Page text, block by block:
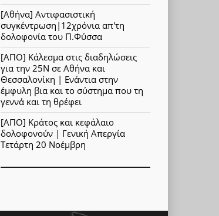
[Αθήνα] Αντιφασιστική
συγκέντρωση|12χρόνια απ'τη
δολοφονία του Π.Φύσσα
[ΑΠΟ] Κάλεσμα στις διαδηλώσεις
για την 25Ν σε Αθήνα και
Θεσσαλονίκη | Ενάντια στην
έμφυλη βια και το σύστημα που τη
γεννά και τη θρέφει
[ΑΠΟ] Κράτος και κεφάλαιο
δολοφονούν | Γενική Απεργία
Τετάρτη 20 Νοέμβρη